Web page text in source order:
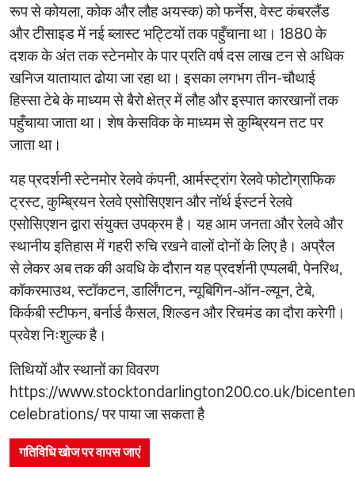
रूप से कोयला, कोक और लौह अयस्क) को फर्नेस, वेस्ट कंबरलैंड
और टीसाइड में नई ब्लास्ट भट्टियों तक पहुँचाना था। 1880 के
दशक के अंत तक स्टेनमोर के पार प्रति वर्ष दस लाख टन से अधिक
खनिज यातायात ढोया जा रहा था। इसका लगभग तीन-चौथाई
हिस्सा टेबे के माध्यम से बैरो क्षेत्र में लौह और इस्पात कारखानों तक
पहुँचाया जाता था। शेष केसविक के माध्यम से कुम्ब्रियन तट पर
जाता था।
यह प्रदर्शनी स्टेनमोर रेलवे कंपनी, आर्मस्ट्रांग रेलवे फोटोग्राफिक
ट्रस्ट, कुम्ब्रियन रेलवे एसोसिएशन और नॉर्थ ईस्टर्न रेलवे
एसोसिएशन द्वारा संयुक्त उपक्रम है। यह आम जनता और रेलवे और
स्थानीय इतिहास में गहरी रुचि रखने वालों दोनों के लिए है। अप्रैल
से लेकर अब तक की अवधि के दौरान यह प्रदर्शनी एप्पलबी, पेनरिथ,
कॉकरमाउथ, स्टॉकटन, डार्लिंगटन, न्यूबिगिन-ऑन-ल्यून, टेबे,
किर्कबी स्टीफन, बर्नार्ड कैसल, शिल्डन और रिचमंड का दौरा करेगी।
प्रवेश निःशुल्क है।
तिथियों और स्थानों का विवरण
https://www.stocktondarlington200.co.uk/
celebrations/ पर पाया जा सकता है
गतिविधि खोज पर वापस जाएं